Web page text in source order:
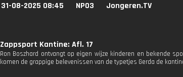
31-08-2025 08:45 NPO3 Jongeren.TV
Zappsport Kantine: Afl. 17
Ron Boszhard ontvangt op eigen wijze kinderen en bekende
komen de grappige belevenissen van de typetjes Gerda de